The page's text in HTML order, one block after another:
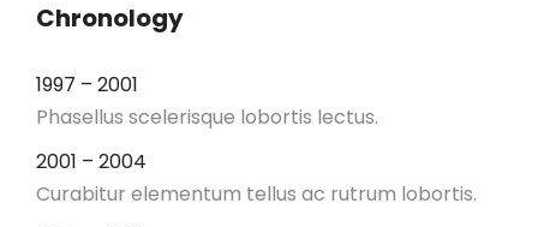
Chronology
1997 – 2001
Phasellus scelerisque lobortis lectus.
2001 – 2004
Curabitur elementum tellus ac rutrum lobortis.